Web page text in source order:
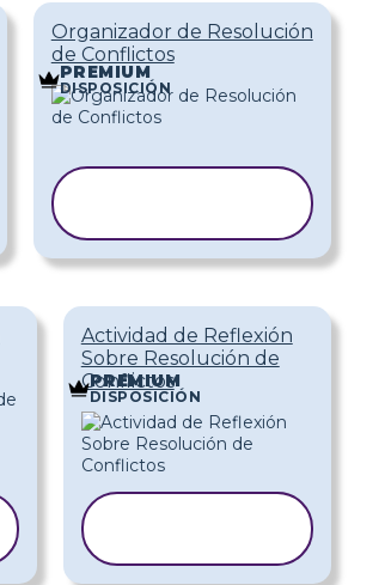
Organizador de Resolución
de Conflictos
PREMIUM
DISPOSICIÓN
Actividad de Reflexión
Sobre Resolución de
Conflictos
PREMIUM
DISPOSICIÓN